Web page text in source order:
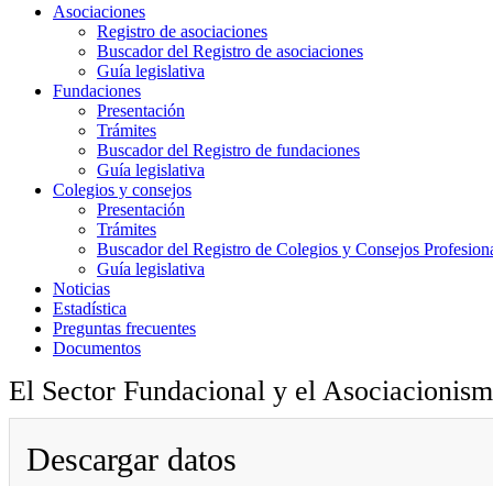
Asociaciones
Registro de asociaciones
Buscador del Registro de asociaciones
Guía legislativa
Fundaciones
Presentación
Trámites
Buscador del Registro de fundaciones
Guía legislativa
Colegios y consejos
Presentación
Trámites
Buscador del Registro de Colegios y Consejos
Guía legislativa
Noticias
Estadística
Preguntas frecuentes
Documentos
El Sector Fundacional y el
Descargar datos